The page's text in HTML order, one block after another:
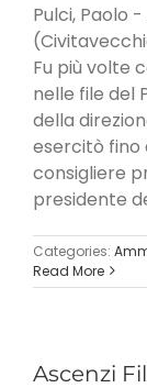
Pulci, Paolo
Fu più volte
nelle file del
della
esercitò fino
consigliere
presidente
Categories:
Read More
Ascenzi